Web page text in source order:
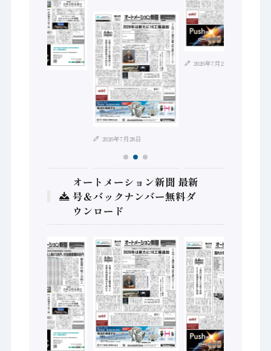
2026年7月28日
2026年7月21日
オートメーション新聞 最新
号＆バックナンバー無料ダ
ウンロード